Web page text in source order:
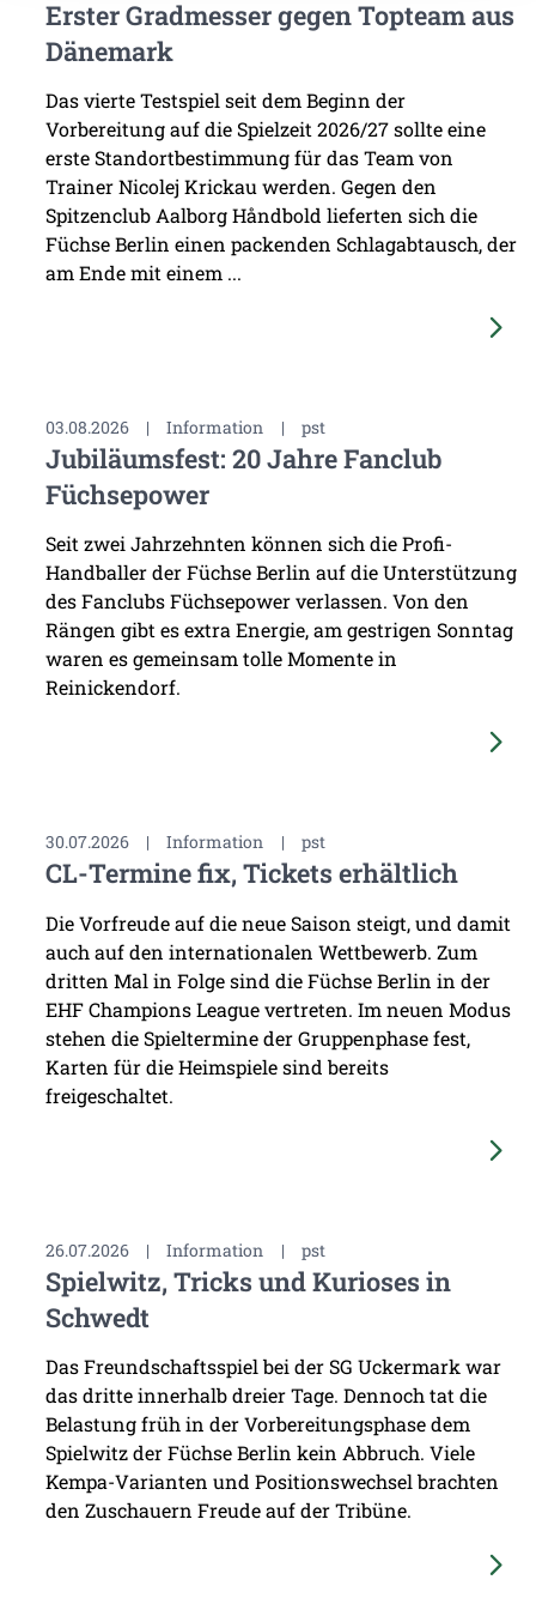
Erster Gradmesser gegen Topteam aus
Dänemark
Das vierte Testspiel seit dem Beginn der
Vorbereitung auf die Spielzeit 2026/27 sollte eine
erste Standortbestimmung für das Team von
Trainer Nicolej Krickau werden. Gegen den
Spitzenclub Aalborg Håndbold lieferten sich die
Füchse Berlin einen packenden Schlagabtausch, der
am Ende mit einem ...
03.08.2026 | Information | pst
Jubiläumsfest: 20 Jahre Fanclub
Füchsepower
Seit zwei Jahrzehnten können sich die Profi-
Handballer der Füchse Berlin auf die Unterstützung
des Fanclubs Füchsepower verlassen. Von den
Rängen gibt es extra Energie, am gestrigen Sonntag
waren es gemeinsam tolle Momente in
Reinickendorf.
30.07.2026 | Information | pst
CL-Termine fix, Tickets erhältlich
Die Vorfreude auf die neue Saison steigt, und damit
auch auf den internationalen Wettbewerb. Zum
dritten Mal in Folge sind die Füchse Berlin in der
EHF Champions League vertreten. Im neuen Modus
stehen die Spieltermine der Gruppenphase fest,
Karten für die Heimspiele sind bereits
freigeschaltet.
26.07.2026 | Information | pst
Spielwitz, Tricks und Kurioses in
Schwedt
Das Freundschaftsspiel bei der SG Uckermark war
das dritte innerhalb dreier Tage. Dennoch tat die
Belastung früh in der Vorbereitungsphase dem
Spielwitz der Füchse Berlin kein Abbruch. Viele
Kempa-Varianten und Positionswechsel brachten
den Zuschauern Freude auf der Tribüne.